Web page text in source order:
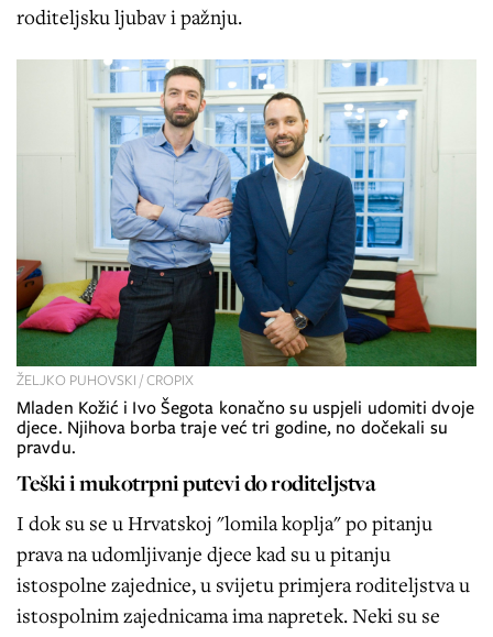
roditeljsku ljubav i pažnju.
ŽELJKO PUHOVSKI / CROPIX
Mladen Kožić i Ivo Šegota konačno su uspjeli udomiti dvoje
djece. Njihova borba traje već tri godine, no dočekali su
pravdu.
Teški i mukotrpni putevi do roditeljstva
I dok su se u Hrvatskoj "lomila koplja" po pitanju
prava na udomljivanje djece kad su u pitanju
istospolne zajednice, u svijetu primjera roditeljstva u
istospolnim zajednicama ima napretek. Neki su se